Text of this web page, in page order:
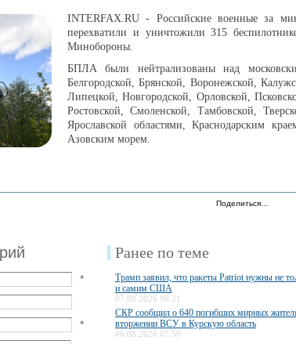
INTERFAX.RU - Российские военные за
перехватили и уничтожили 315
Минобороны.
БПЛА были нейтрализованы над
Белгородской, Брянской, Воронежской,
Липецкой, Новгородской, Орловской,
Ростовской, Смоленской, Тамбовской,
Ярославской областями, Краснодарским
Азовским морем.
Поделиться…
*
*
Ранее по теме
Трамп заявил, что ракеты Patriot нужны не
и самим США
07.08.2026 06:21
СКР сообщил о 640 погибших мирных
вторжении ВСУ в Курскую область
06.08.2026 07:50